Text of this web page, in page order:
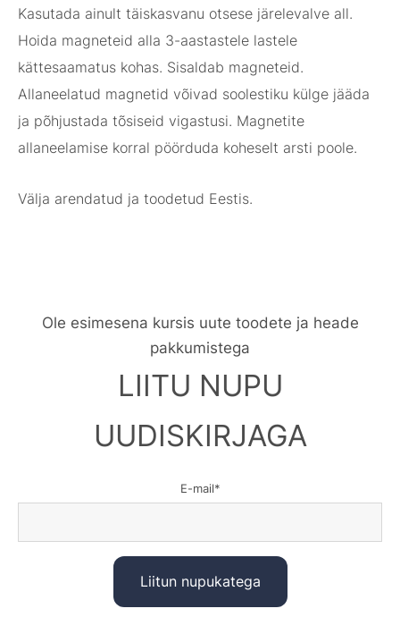
Kasutada ainult täiskasvanu otsese järelevalve all.
Hoida magneteid alla 3-aastastele lastele
kättesaamatus kohas. Sisaldab magneteid.
Allaneelatud magnetid võivad soolestiku külge jääda
ja põhjustada tõsiseid vigastusi. Magnetite
allaneelamise korral pöörduda koheselt arsti poole.
Välja arendatud ja toodetud Eestis.
Ole esimesena kursis uute toodete ja heade
pakkumistega
LIITU NUPU
UUDISKIRJAGA
E-mail